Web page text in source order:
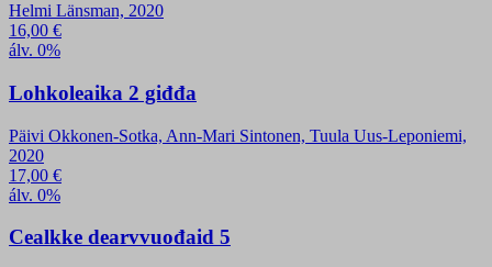
Helmi Länsman, 2020
16,00 €
álv. 0%
Lohkoleaika 2 giđđa
Päivi Okkonen-Sotka, Ann-Mari Sintonen, Tuula Uus-Leponiemi,
2020
17,00 €
álv. 0%
Cealkke dearvvuođaid 5